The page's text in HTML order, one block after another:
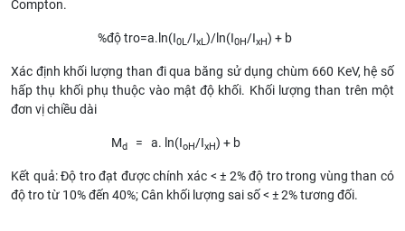
Compton.
%độ tro=a.ln(I0L /IxL )/ln(I0H/IxH) + b
Xác định khối l­ượng than đi qua băng sử dụng chùm 660 KeV, hệ số
hấp thụ khối phụ thuộc vào mật độ khối. Khối lượng than trên một
đơn vị chiều dài
Md = a. ln(IoH/IxH) + b
Kết quả: Độ tro đạt đ­ược chính xác < ± 2% độ tro trong vùng than có
độ tro từ 10% đến 40%; Cân khối lượng sai số < ± 2% tương đối.